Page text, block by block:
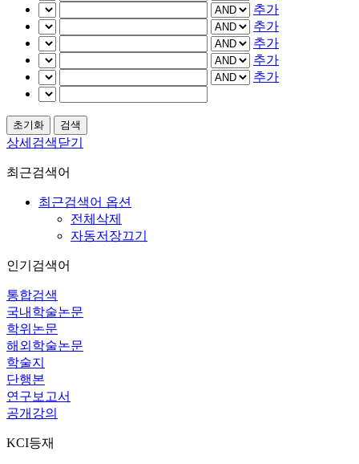
추가
추가
추가
추가
추가
상세검색닫기
최근검색어
최근검색어 옵션
전체삭제
자동저장끄기
인기검색어
통합검색
국내학술논문
학위논문
해외학술논문
학술지
단행본
연구보고서
공개강의
KCI등재